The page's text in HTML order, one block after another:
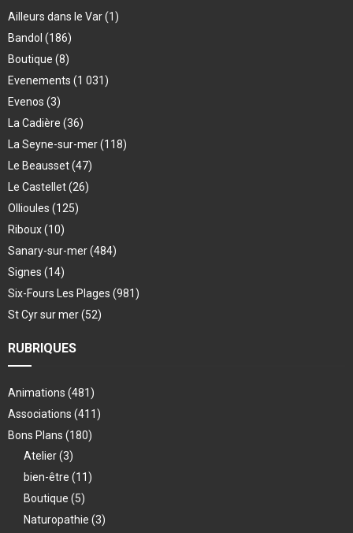
Ailleurs dans le Var(1)
Bandol (186)
Boutique (8)
Evenements (1 031)
Evenos (3)
La Cadière (36)
La Seyne-sur-mer(118)
Le Beausset(47)
Le Castellet(26)
Ollioules (125)
Riboux(10)
Sanary-sur-mer(484)
Signes (14)
Six-Fours Les Plages (981)
St Cyr sur mer(52)
RUBRIQUES
Animations (481)
Associations (411)
Bons Plans (180)
Atelier(3)
bien-être (11)
Boutique (5)
Naturopathie (3)